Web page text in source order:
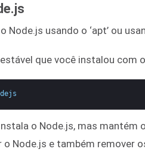
Node.js usando o ‘apt’ ou
que você instalou com
o Node.js, mas mantém
Node.js e também remover